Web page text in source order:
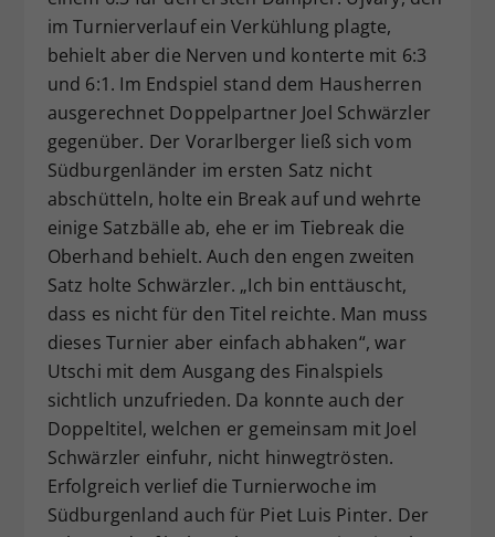
im Turnierverlauf ein Verkühlung plagte,
behielt aber die Nerven und konterte mit 6:3
und 6:1. Im Endspiel stand dem Hausherren
ausgerechnet Doppelpartner Joel Schwärzler
gegenüber. Der Vorarlberger ließ sich vom
Südburgenländer im ersten Satz nicht
abschütteln, holte ein Break auf und wehrte
einige Satzbälle ab, ehe er im Tiebreak die
Oberhand behielt. Auch den engen zweiten
Satz holte Schwärzler. „Ich bin enttäuscht,
dass es nicht für den Titel reichte. Man muss
dieses Turnier aber einfach abhaken“, war
Utschi mit dem Ausgang des Finalspiels
sichtlich unzufrieden. Da konnte auch der
Doppeltitel, welchen er gemeinsam mit Joel
Schwärzler einfuhr, nicht hinwegtrösten.
Erfolgreich verlief die Turnierwoche im
Südburgenland auch für Piet Luis Pinter. Der